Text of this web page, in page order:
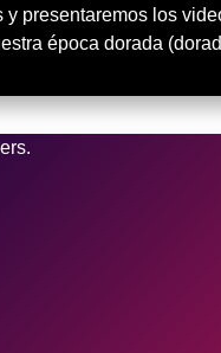
presentaremos los
época dorada